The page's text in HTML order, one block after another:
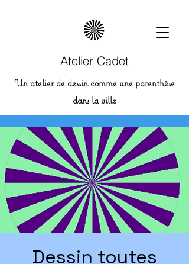
Atelier Cadet
Un atelier de dessin comme une parenthèse
dans la ville
Dessin toutes